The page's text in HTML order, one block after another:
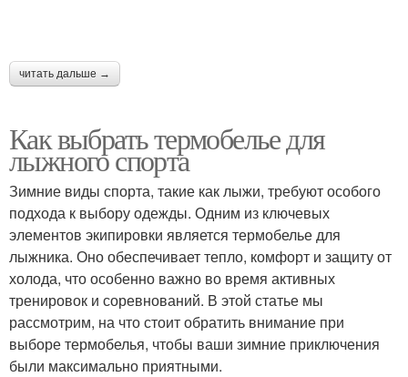
читать дальше →
Как выбрать термобелье для
лыжного спорта
Зимние виды спорта, такие как лыжи, требуют особого
подхода к выбору одежды. Одним из ключевых
элементов экипировки является термобелье для
лыжника. Оно обеспечивает тепло, комфорт и защиту от
холода, что особенно важно во время активных
тренировок и соревнований. В этой статье мы
рассмотрим, на что стоит обратить внимание при
выборе термобелья, чтобы ваши зимние приключения
были максимально приятными.